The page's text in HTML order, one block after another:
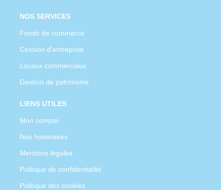
NOS SERVICES
Fonds de commerce
Cession d'entreprise
Locaux commerciaux
Gestion de patrimoine
LIENS UTILES
Mon compte
Nos honoraires
Mentions légales
Politique de confidentialité
Politique des cookies